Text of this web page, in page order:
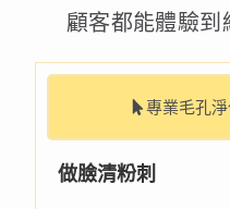
顧客都能體驗到
專業毛孔
做臉清粉刺